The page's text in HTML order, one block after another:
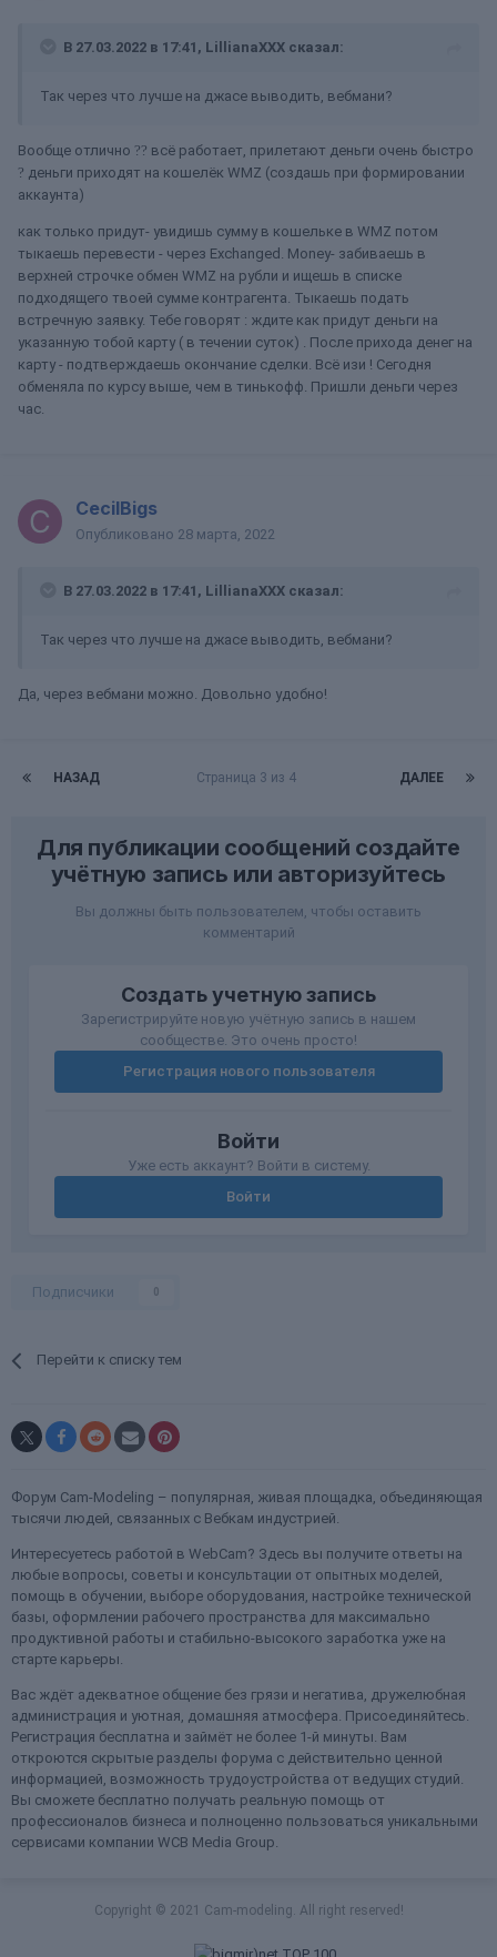
В 27.03.2022 в 17:41, LillianaXXX сказал:
Так через что лучше на джасе выводить, вебмани?
Вообще отлично ?? всё работает, прилетают деньги очень быстро
? деньги приходят на кошелёк WMZ (создашь при формировании
аккаунта)
как только придут- увидишь сумму в кошельке в WMZ потом
тыкаешь перевести - через Exchanged. Money- забиваешь в
верхней строчке обмен WMZ на рубли и ищешь в списке
подходящего твоей сумме контрагента. Тыкаешь подать
встречную заявку. Тебе говорят : ждите как придут деньги на
указанную тобой карту ( в течении суток) . После прихода денег на
карту - подтверждаешь окончание сделки. Всё изи ! Сегодня
обменяла по курсу выше, чем в тинькофф. Пришли деньги через
час.
CecilBigs
Опубликовано 28 марта, 2022
В 27.03.2022 в 17:41, LillianaXXX сказал:
Так через что лучше на джасе выводить, вебмани?
Да, через вебмани можно. Довольно удобно!
НАЗАД ДАЛЕЕ
Страница 3 из 4
Для публикации сообщений создайте
учётную запись или авторизуйтесь
Вы должны быть пользователем, чтобы оставить
комментарий
Создать учетную запись
Зарегистрируйте новую учётную запись в нашем
сообществе. Это очень просто!
Регистрация нового пользователя
Войти
Уже есть аккаунт? Войти в систему.
Войти
Подписчики 0
Перейти к списку тем
Форум Cam-Modeling – популярная, живая площадка, объединяющая
тысячи людей, связанных с Вебкам индустрией.
Интересуетесь работой в WebCam? Здесь вы получите ответы на
любые вопросы, советы и консультации от опытных моделей,
помощь в обучении, выборе оборудования, настройке технической
базы, оформлении рабочего пространства для максимально
продуктивной работы и стабильно-высокого заработка уже на
старте карьеры.
Вас ждёт адекватное общение без грязи и негатива, дружелюбная
администрация и уютная, домашняя атмосфера. Присоединяйтесь.
Регистрация бесплатна и займёт не более 1-й минуты. Вам
откроются скрытые разделы форума с действительно ценной
информацией, возможность трудоустройства от ведущих студий.
Вы сможете бесплатно получать реальную помощь от
профессионалов бизнеса и полноценно пользоваться уникальными
сервисами компании WCB Media Group.
Copyright © 2021 Cam-modeling. All right reserved!